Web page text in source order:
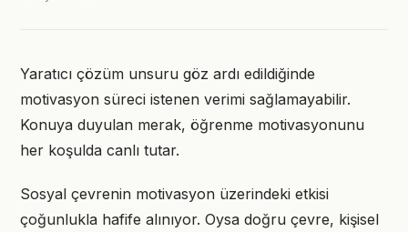
Yaratıcı çözüm unsuru göz ardı edildiğinde
motivasyon süreci istenen verimi sağlamayabilir.
Konuya duyulan merak, öğrenme motivasyonunu
her koşulda canlı tutar.
Sosyal çevrenin motivasyon üzerindeki etkisi
çoğunlukla hafife alınıyor. Oysa doğru çevre, kişisel